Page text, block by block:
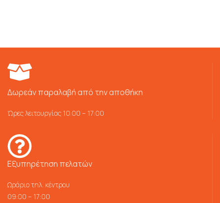
Δωρεάν παραλαβή από την αποθήκη
Ώρες λειτουργίας 10:00 – 17:00
Εξυπηρέτηση πελατών
Ωράριο τηλ. κέντρου
09:00 – 17:00